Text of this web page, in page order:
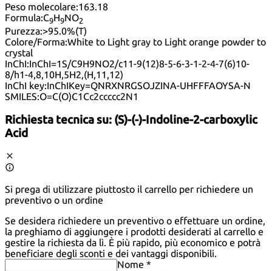
Peso molecolare:163.18
Formula:C9H9NO2
Purezza:>95.0%(T)
Colore/Forma:White to Light gray to Light orange powder to
crystal
InChI:InChI=1S/C9H9NO2/c11-9(12)8-5-6-3-1-2-4-7(6)10-
8/h1-4,8,10H,5H2,(H,11,12)
InChI key:InChIKey=QNRXNRGSOJZINA-UHFFFAOYSA-N
SMILES:O=C(O)C1Cc2ccccc2N1
Richiesta tecnica su: (S)-(-)-Indoline-2-carboxylic
Acid
Si prega di utilizzare piuttosto il carrello per richiedere un
preventivo o un ordine
Se desidera richiedere un preventivo o effettuare un ordine,
la preghiamo di aggiungere i prodotti desiderati al carrello e
gestire la richiesta da lì. È più rapido, più economico e potrà
beneficiare degli sconti e dei vantaggi disponibili.
Nome *